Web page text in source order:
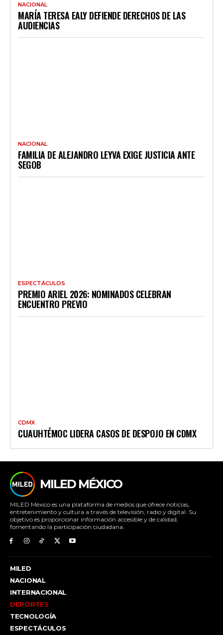
NACIONAL
MARÍA TERESA EALY DEFIENDE DERECHOS DE LAS
AUDIENCIAS
NACIONAL
FAMILIA DE ALEJANDRO LEYVA EXIGE JUSTICIA ANTE
SEGOB
ESPECTÁCULOS
PREMIO ARIEL 2026: NOMINADOS CELEBRAN
ENCUENTRO PREVIO
CDMX
CUAUHTÉMOC LIDERA CASOS DE DESPOJO EN CDMX
MILED MÉXICO
MILED México es una plataforma de medios que ofrece noticias,
entretenimiento y cultura a través de televisión, radio y digital. Su
objetivo es proporcionar información accesible y de calidad,
fomentando la participación ciudadana.
MILED
NACIONAL
INTERNACIONAL
DEPORTES
TECNOLOGÍA
ESPECTÁCULOS